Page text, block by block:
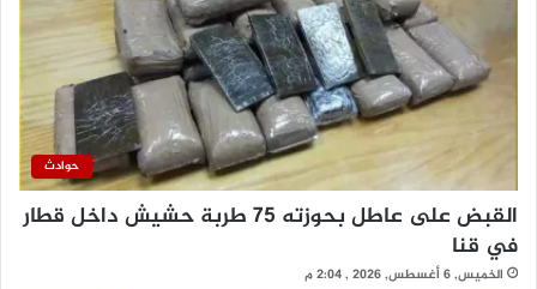
حوادث
القبض على عاطل بحوزته 75 طربة حشيش داخل قطار
في قنا
الخميس, 6 أغسطس, 2026 , 2:04 م